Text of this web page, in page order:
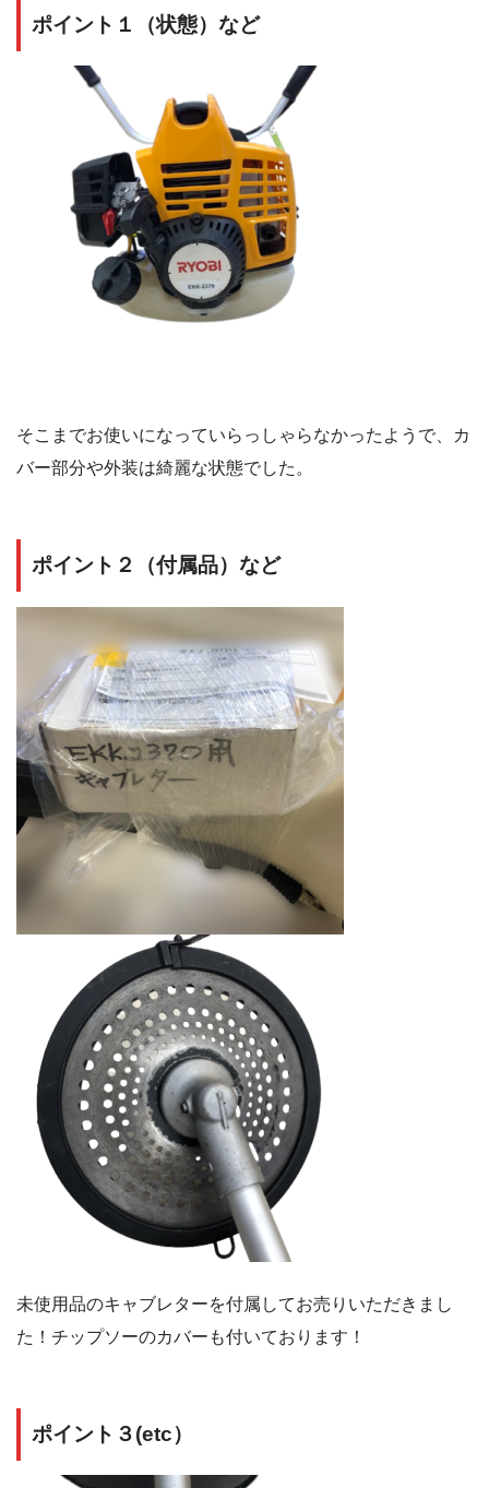
ポイント１（状態）など
そこまでお使いになっていらっしゃらなかったようで、カ
バー部分や外装は綺麗な状態でした。
ポイント２（付属品）など
未使用品のキャブレターを付属してお売りいただきまし
た！チップソーのカバーも付いております！
ポイント３(etc）